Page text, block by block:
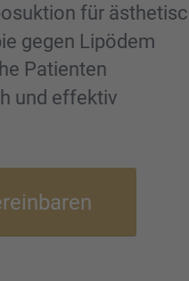
für
gegen Lipödem
Patien­ten
und effek­tiv